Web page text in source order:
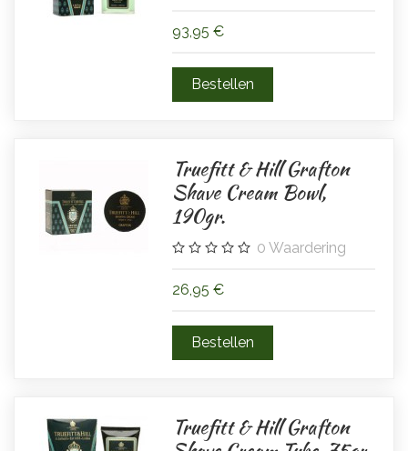
93,95 €
Truefitt & Hill Grafton
Shave Cream Bowl,
190gr.
0 Waardering
26,95 €
Truefitt & Hill Grafton